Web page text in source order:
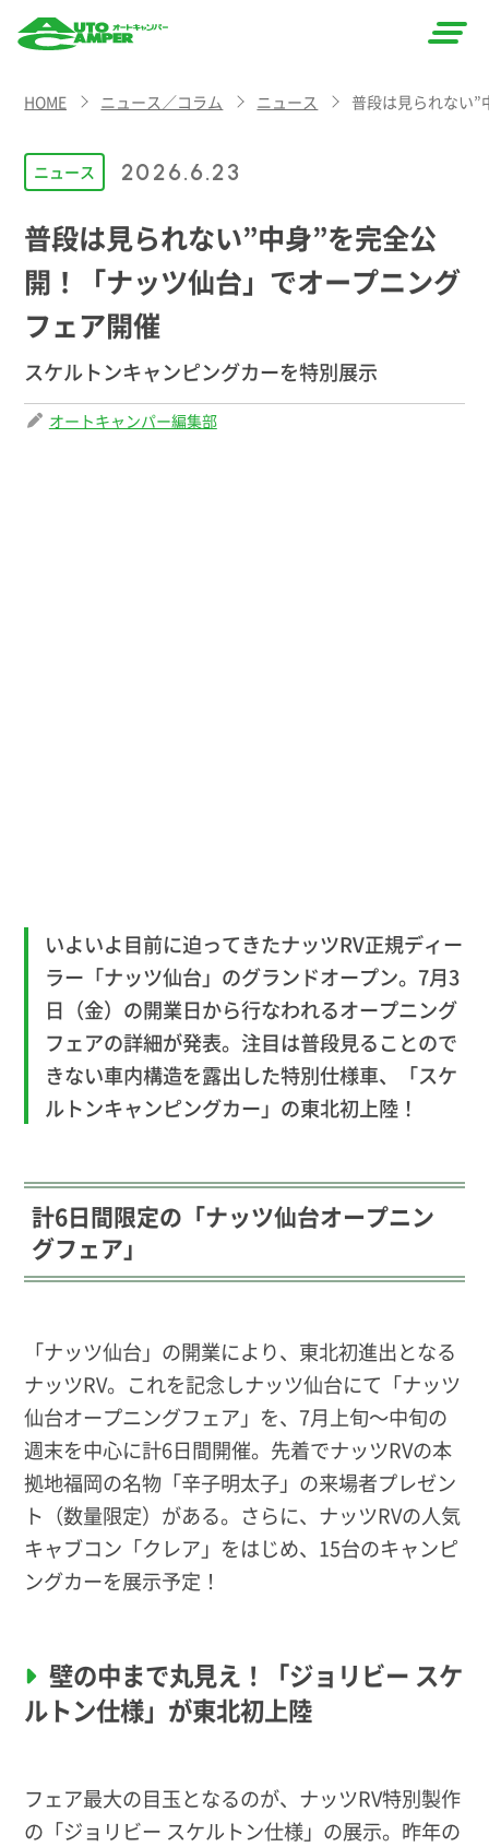
CAMPER
（オート
キャン
パー）
HOME ニュース／コラム ニュース 普段は見られない”
ニュース 2026.6.23
普段は見られない”中身”を完全公
開！「ナッツ仙台」でオープニング
フェア開催
スケルトンキャンピングカーを特別展示
オートキャンパー編集部
いよいよ目前に迫ってきたナッツRV正規ディー
ラー「ナッツ仙台」のグランドオープン。7月3
日（金）の開業日から行なわれるオープニング
フェアの詳細が発表。注目は普段見ることので
きない車内構造を露出した特別仕様車、「スケ
ルトンキャンピングカー」の東北初上陸！
計6日間限定の「ナッツ仙台オープニン
グフェア」
「ナッツ仙台」の開業により、東北初進出となる
ナッツRV。これを記念しナッツ仙台にて「ナッツ
仙台オープニングフェア」を、7月上旬〜中旬の
週末を中心に計6日間開催。先着でナッツRVの本
拠地福岡の名物「辛子明太子」の来場者プレゼン
ト（数量限定）がある。さらに、ナッツRVの人気
キャブコン「クレア」をはじめ、15台のキャンピ
ングカーを展示予定！
壁の中まで丸見え！「ジョリビー スケ
ルトン仕様」が東北初上陸
フェア最大の目玉となるのが、ナッツRV特別製作
の「ジョリビー スケルトン仕様」の展示。昨年の